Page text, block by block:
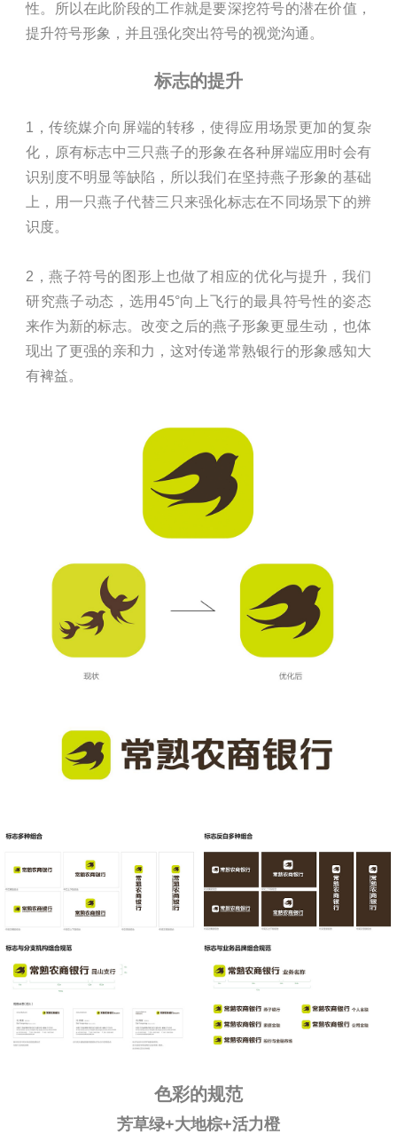
性。所以在此阶段的工作就是要深挖符号的潜在价值，
提升符号形象，并且强化突出符号的视觉沟通。
标志的提升
1，传统媒介向屏端的转移，使得应用场景更加的复杂
化，原有标志中三只燕子的形象在各种屏端应用时会有
识别度不明显等缺陷，所以我们在坚持燕子形象的基础
上，用一只燕子代替三只来强化标志在不同场景下的辨
识度。
2，燕子符号的图形上也做了相应的优化与提升，我们
研究燕子动态，选用45°向上飞行的最具符号性的姿态
来作为新的标志。改变之后的燕子形象更显生动，也体
现出了更强的亲和力，这对传递常熟银行的形象感知大
有裨益。
色彩的规范
芳草绿+大地棕+活力橙